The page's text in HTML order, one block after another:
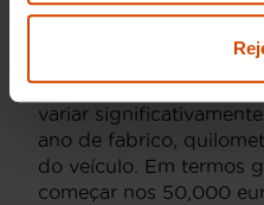
combinam design
mercado de
preço de umPorsche
variar
ano de fabrico,
do veículo. Em termos
começar nos 50,000